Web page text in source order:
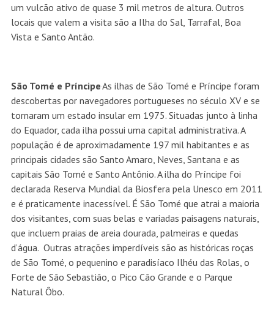
um vulcão ativo de quase 3 mil metros de altura. Outros
locais que valem a visita são a Ilha do Sal, Tarrafal, Boa
Vista e Santo Antão.
São Tomé e PríncipeAs ilhas de São Tomé e Príncipe foram
descobertas por navegadores portugueses no século XV e se
tornaram um estado insular em 1975. Situadas junto à linha
do Equador, cada ilha possui uma capital administrativa. A
população é de aproximadamente 197 mil habitantes e as
principais cidades são Santo Amaro, Neves, Santana e as
capitais São Tomé e Santo Antônio. A ilha do Príncipe foi
declarada Reserva Mundial da Biosfera pela Unesco em 2011
e é praticamente inacessível. É São Tomé que atrai a maioria
dos visitantes, com suas belas e variadas paisagens naturais,
que incluem praias de areia dourada, palmeiras e quedas
d’água. Outras atrações imperdíveis são as históricas roças
de São Tomé, o pequenino e paradisíaco Ilhéu das Rolas, o
Forte de São Sebastião, o Pico Cão Grande e o Parque
Natural Ôbo.